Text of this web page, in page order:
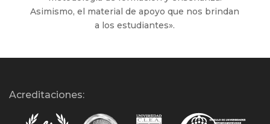
Asimismo, el material de apoyo que nos brindan
a los estudiantes».
Acreditaciones: